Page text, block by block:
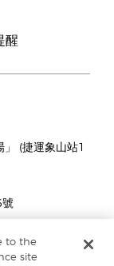
醒
(捷運象山站1
號
to the
site